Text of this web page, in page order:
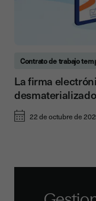
Contrato de trabajo
La firma
desmaterializado
22 de octubre de